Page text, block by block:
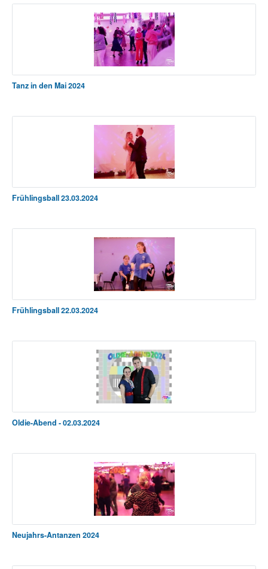
Tanz in den Mai 2024
Frühlingsball 23.03.2024
Frühlingsball 22.03.2024
Oldie-Abend - 02.03.2024
Neujahrs-Antanzen 2024